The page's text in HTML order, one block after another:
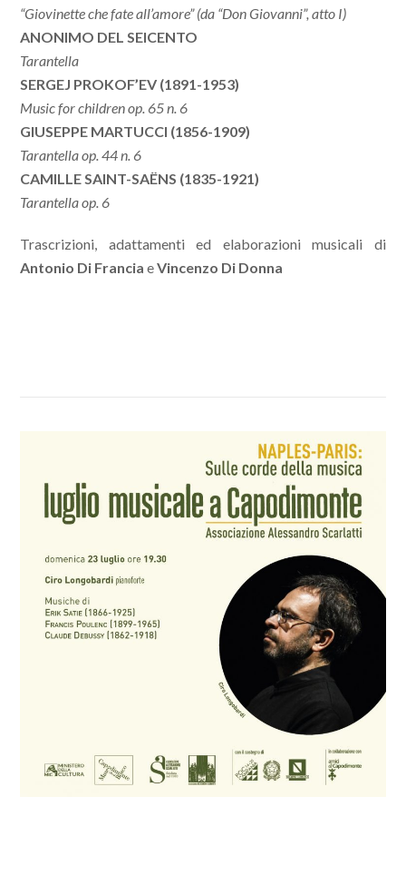
“Giovinette che fate all’amore” (da “Don Giovanni”, atto I)
ANONIMO DEL SEICENTO
Tarantella
SERGEJ PROKOF’EV (1891-1953)
Music for children op. 65 n. 6
GIUSEPPE MARTUCCI (1856-1909)
Tarantella op. 44 n. 6
CAMILLE SAINT-SAËNS (1835-1921)
Tarantella op. 6
Trascrizioni, adattamenti ed elaborazioni musicali di
Antonio Di Francia eVincenzo Di Donna